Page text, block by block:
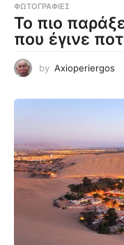
ΦΩΤΟΓΡΑΦΊΕΣ
Το πιο
που έγινε
by Axioperiergos